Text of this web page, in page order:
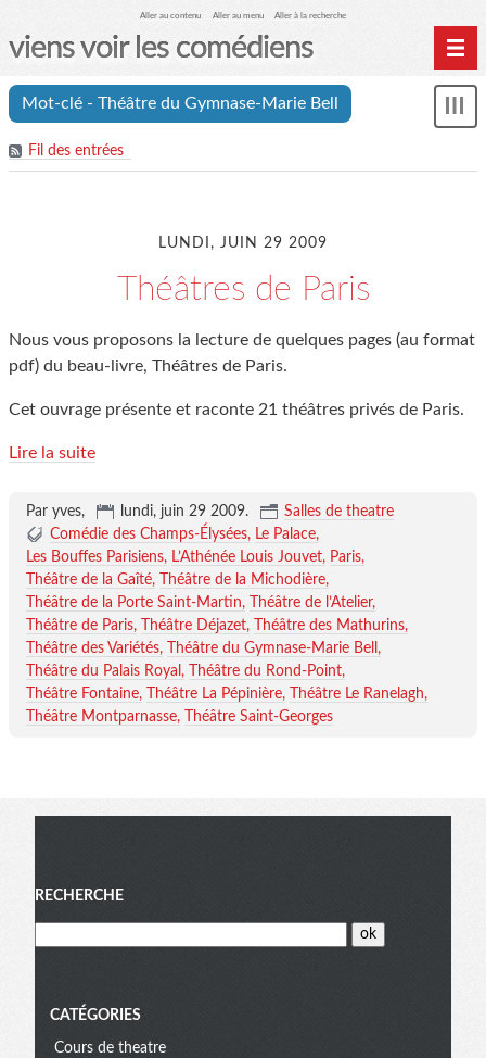
Aller au contenu Aller au menu Aller à la recherche
viens voir les comédiens
Home
Mot-clé - Théâtre du Gymnase-Marie Bell
Fil des entrées
LUNDI, JUIN 29 2009
Théâtres de Paris
Nous vous proposons la lecture de quelques pages (au format
pdf) du beau-livre, Théâtres de Paris.
Cet ouvrage présente et raconte 21 théâtres privés de Paris.
Lire la suite
Par yves, lundi, juin 29 2009.
Salles de theatre
Comédie des Champs-Élysées
Le Palace
Les Bouffes Parisiens
L’Athénée Louis Jouvet
Paris
Théâtre de la Gaîté
Théâtre de la Michodière
Théâtre de la Porte Saint-Martin
Théâtre de l’Atelier
Théâtre de Paris
Théâtre Déjazet
Théâtre des Mathurins
Théâtre des Variétés
Théâtre du Gymnase-Marie Bell
Théâtre du Palais Royal
Théâtre du Rond-Point
Théâtre Fontaine
Théâtre La Pépinière
Théâtre Le Ranelagh
Théâtre Montparnasse
Théâtre Saint-Georges
Menu
RECHERCHE
CATÉGORIES
Cours de theatre